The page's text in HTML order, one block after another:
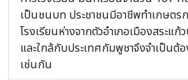
เป็นชนบท ประชาชนมีอาชีพทำเกษต
โรงเรียนห่างจากตัวอำเภอเมืองสระแ
และใกล้กับประเทศกัมพูชาจึงจำเป็นต้
เช่นกัน